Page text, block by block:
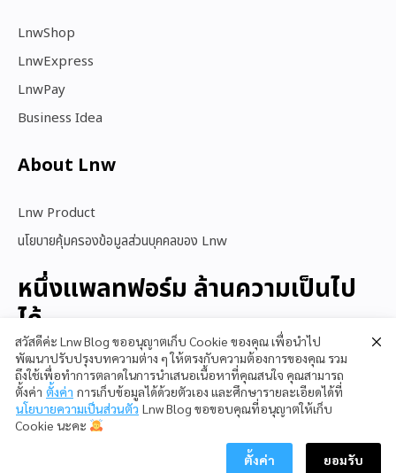
LnwShop
LnwExpress
LnwPay
Business Idea
About Lnw​
Lnw Product
นโยบายคุ้มครองข้อมูลส่วนบุคคลของ Lnw
หนึ่งแพลทฟอร์ม ล้านความเป็นไป
ได้
สนใจใช้ LnwShop
Copyright © 2023 LnwShop Company Limited
สวัสดีค่ะ Lnw Blog ขออนุญาตเก็บ Cookie ของคุณ เพื่อนำไป
พัฒนาปรับปรุงบทความต่าง ๆ ให้ตรงกับความต้องการของคุณ รวม
ถึงใช้เพื่อทำการตลาดในการนำเสนอเนื้อหาที่คุณสนใจ คุณสามารถ
ตั้งค่า ตั้งค่า การเก็บข้อมูลได้ด้วยตัวเอง และศึกษารายละเอียดได้ที่
นโยบายความเป็นส่วนตัว Lnw Blog ขอขอบคุณที่อนุญาตให้เก็บ
Cookie นะคะ
ตั้งค่า ยอมรับ